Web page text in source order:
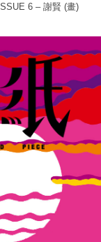
6 – 謝賢 (畫)